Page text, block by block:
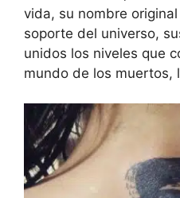
vida, su nombre
soporte del universo,
unidos los niveles que
mundo de los muertos,